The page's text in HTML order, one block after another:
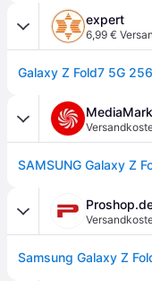
expert
6,99 €